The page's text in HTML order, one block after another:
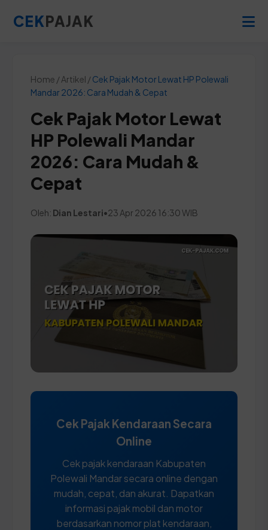
CEKPAJAK
Home / Artikel /Cek Pajak Motor Lewat HP Polewali
Mandar 2026: Cara Mudah & Cepat
Cek Pajak Motor Lewat
HP Polewali Mandar
2026: Cara Mudah &
Cepat
Oleh: Dian Lestari•23 Apr 2026 16:30 WIB
Cek Pajak Kendaraan Secara
Online
Cek pajak kendaraan Kabupaten
Polewali Mandar secara online dengan
mudah, cepat, dan akurat. Dapatkan
informasi pajak mobil dan motor
berdasarkan nomor plat kendaraan,